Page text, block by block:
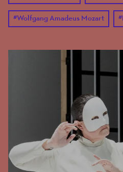
#Wolfgang Amadeus Mozart #